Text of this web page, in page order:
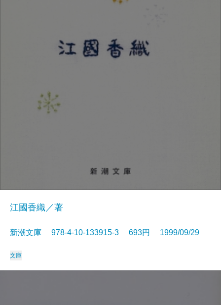
江國香織／著
新潮文庫 978-4-10-133915-3 693円 1999/09/29
文庫